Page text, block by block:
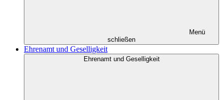
Menü
schließen
Ehrenamt und Geselligkeit
Ehrenamt und Geselligkeit